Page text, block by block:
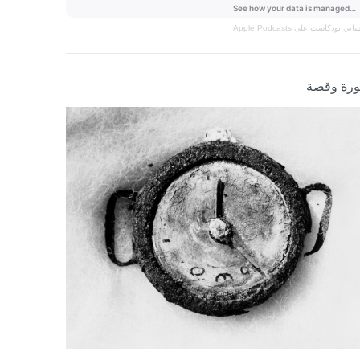
بودكاست على Apple Podcasts
وقصة